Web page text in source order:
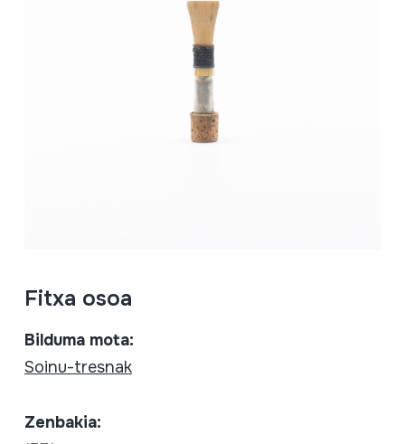
Fitxa osoa
Bilduma mota:
Soinu-tresnak
Zenbakia: